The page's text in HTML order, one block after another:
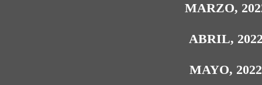
MARZO,
ABRIL,
MAYO, 2022